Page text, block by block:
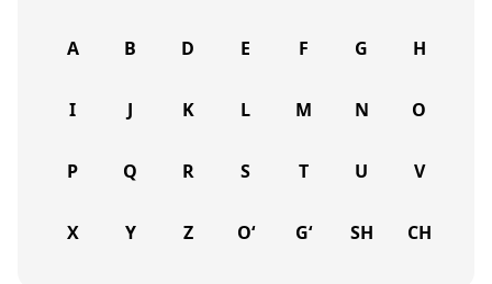
A B D E F G H
I J K L M N O
P Q R S T U V
X Y Z O‘ G‘ SH CH